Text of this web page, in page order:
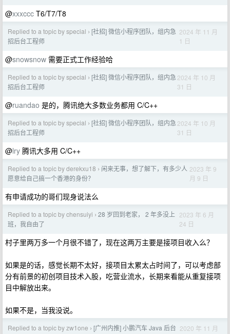
@xxxccc T6/T7/T8
Replied to a topic by special › [社招] 微信小程序团队，组内急
招后台工程师
2024 年 11 月
1 日
@snowsnow 需要正式工作经验哈
Replied to a topic by special › [社招] 微信小程序团队，组内急
招后台工程师
2024 年 10 月
31 日
@ruandao 是的，腾讯绝大多数业务都用 C/C++
Replied to a topic by special › [社招] 微信小程序团队，组内急
招后台工程师
2024 年 10 月
31 日
@lry 腾讯大多用 C/C++
Replied to a topic by derekxu18 › 闲来无事，想了解下，有多少人
愿意给自己搞一个香港的身份？
2023 年 9
月 9 日
有申请成功的哥们现身说法么
Replied to a topic by chensuiyi › 28 岁回到老家， 2 年多没上
班，我自由了
2023 年 6 月
24 日
村子里两万多一个月很不错了，现在这两万主要是接项目收入么？
如果是的话，感觉长期不太好，接项目太累太占时间了，可以考虑部
分有前景的初创项目技术入股，吃营业流水，长期来看能从重复接项
目中解放出来。
如果不是，当我没说。
Replied to a topic by zw1one › [广州内推] 小鹏汽车 Java 后台 2020 年 11 月